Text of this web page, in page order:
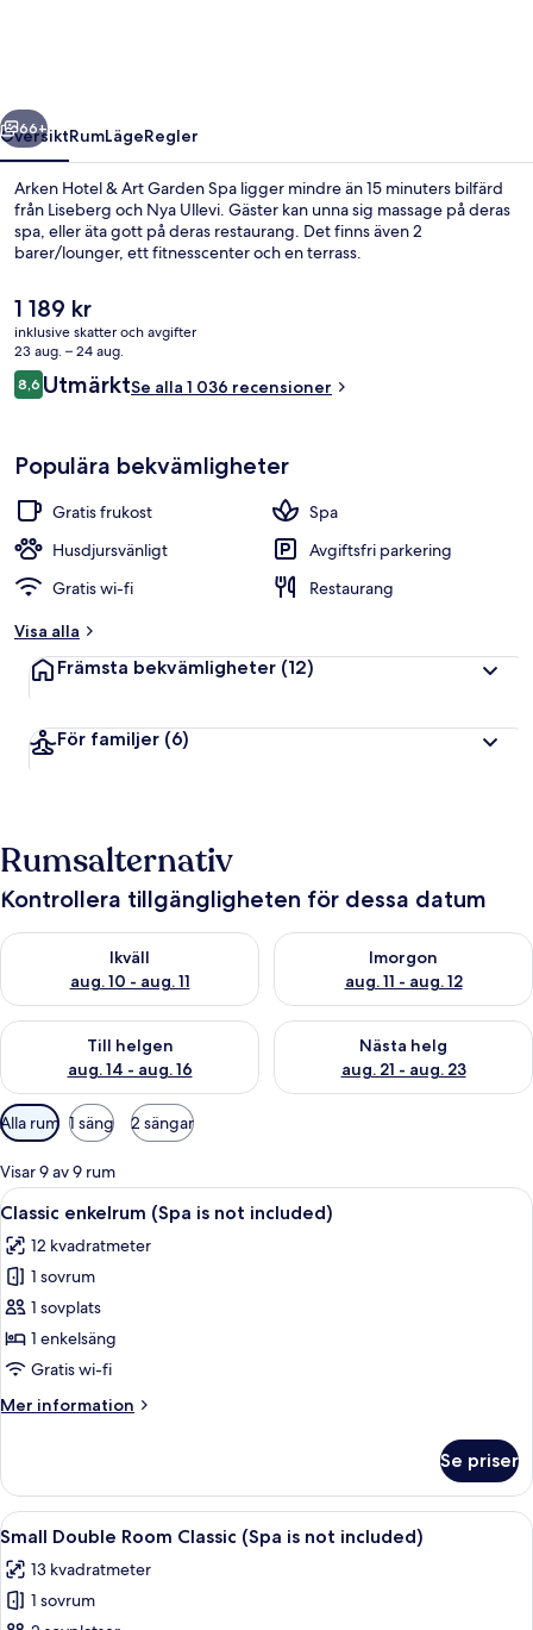
Pool inomhus/utomhus
Nästa
66+
ÖversiktRumLägeRegler
Arken Hotel & Art Garden Spa ligger mindre än 15 minuters bilfärd
från Liseberg och Nya Ullevi. Gäster kan unna sig massage på deras
spa, eller äta gott på deras restaurang. Det finns även 2
barer/lounger, ett fitnesscenter och en terrass.
Det
nuvarande
priset
är
1 189 kr
1 189 kr
inklusive skatter och avgifter
23 aug. – 24 aug.
Recensioner
8,68,6 av 10,
UtmärktSe alla 1 036 recensioner
Populära bekvämligheter
Gratis frukost
Spa
Husdjursvänligt
Avgiftsfri parkering
Gratis wi-fi
Restaurang
Visa alla
Främsta bekvämligheter (12)
För familjer (6)
Rumsalternativ
Kontrollera tillgängligheten för dessa datum
Ikväll
aug. 10 - aug. 11
Kontrollera tillgängligheten för ikväll aug. 10 - aug. 11
Imorgon
aug. 11 - aug. 12
Kontrollera tillgängligheten
Till helgen
aug. 14 - aug. 16
Kontrollera tillgängligheten för den här helgen aug. 14 - aug.
Nästa helg
aug. 21 - aug. 23
Kontrollera tillgängligheten
Tillgängliga
filter
för
rum
Alla rum 1 säng 2 sängar
Visar 9 av 9 rum
Öppna
alla
foton
för
Classic
enkelrum
(Spa
not
Ett hotellrum med en säng, en stol,
5
Classic enkelrum (Spa is not included)
12 kvadratmeter
1 sovrum
1 sovplats
1 enkelsäng
Gratis wi-fi
Mer information
Mer
enkelrum
(Spa
is
included)
Se priser
Öppna
alla
foton
för
En snyggt bäddad säng med vita
8
Small Double Room Classic (Spa is not included)
13 kvadratmeter
1 sovrum